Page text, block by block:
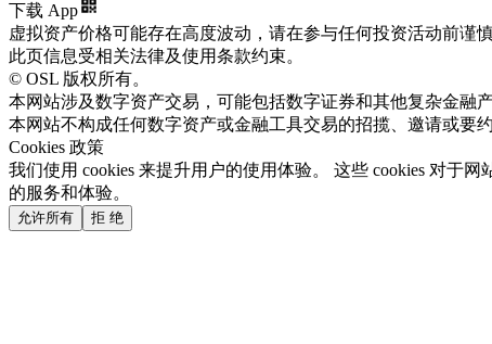
下载 App
虚拟资产价格可能存在高度波动，请在参与任何投资活动前谨
此页信息受相关法律及使用条款约束。
© OSL 版权所有。
本网站涉及数字资产交易，可能包括数字证券和其他复杂金融
本网站不构成任何数字资产或金融工具交易的招揽、邀请或要约
Cookies 政策
我们使用 cookies 来提升用户的使用体验。 这些 cookies 对于
的服务和体验。
允许所有 拒 绝